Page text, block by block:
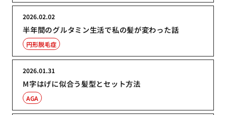
半年間のグルタミン生活で私の髪が変わった話
2026.02.02
円形脱毛症
M字はげに似合う髪型とセット方法
2026.01.31
AGA